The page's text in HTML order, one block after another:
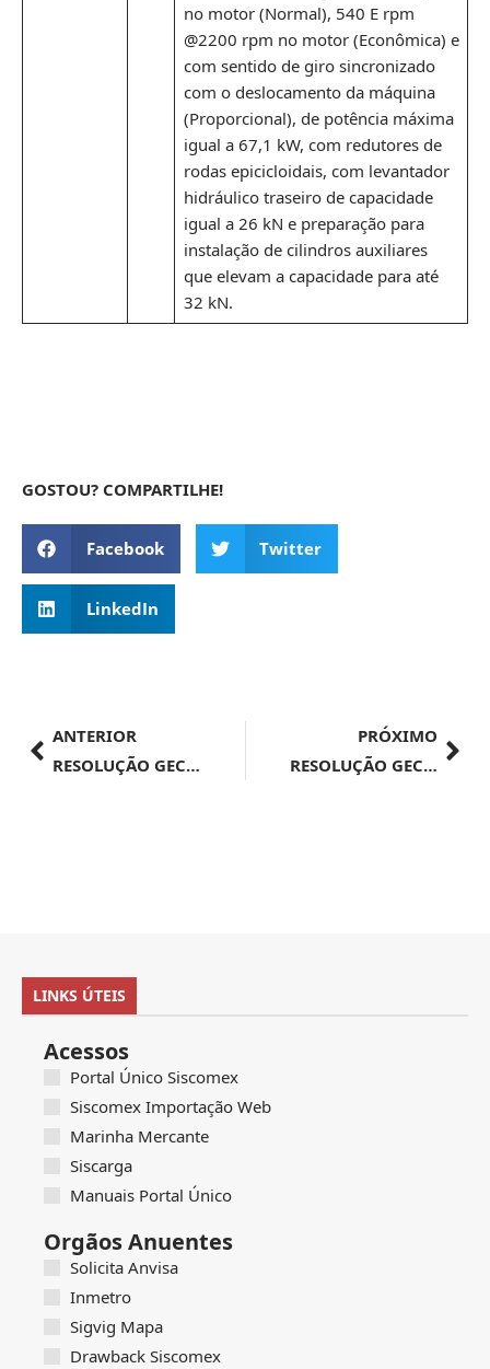
no motor (Normal), 540 E rpm
@2200 rpm no motor (Econômica) e
com sentido de giro sincronizado
com o deslocamento da máquina
(Proporcional), de potência máxima
igual a 67,1 kW, com redutores de
rodas epicicloidais, com levantador
hidráulico traseiro de capacidade
igual a 26 kN e preparação para
instalação de cilindros auxiliares
que elevam a capacidade para até
32 kN.
GOSTOU? COMPARTILHE!
Facebook Twitter
LinkedIn
ANTERIOR
RESOLUÇÃO GECEX Nº 622, DE 12 DE JULHO DE 2024
PRÓXIMO
RESOLUÇÃO GECEX Nº 620, DE 12 DE JULHO DE 2024
LINKS ÚTEIS
Acessos
Portal Único Siscomex
Siscomex Importação Web
Marinha Mercante
Siscarga
Manuais Portal Único
Orgãos Anuentes
Solicita Anvisa
Inmetro
Sigvig Mapa
Drawback Siscomex